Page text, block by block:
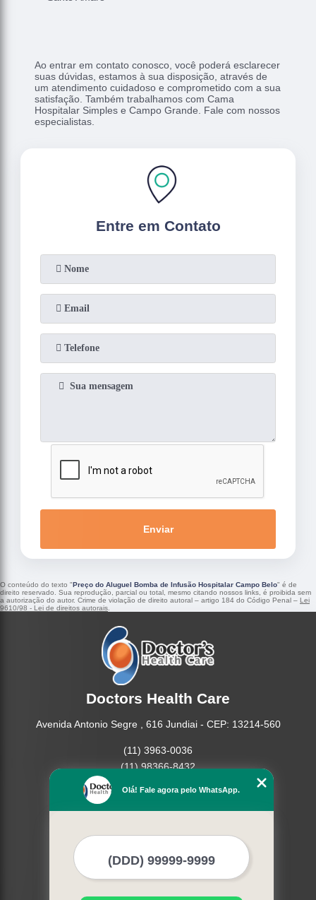
Ao entrar em contato conosco, você poderá esclarecer
suas dúvidas, estamos à sua disposição, através de
um atendimento cuidadoso e comprometido com a sua
satisfação. Também trabalhamos com Cama
Hospitalar Simples e Campo Grande. Fale com nossos
especialistas.
Entre em Contato
Enviar
O conteúdo do texto "Preço do Aluguel Bomba de Infusão Hospitalar Campo Belo" é de
direito reservado. Sua reprodução, parcial ou total, mesmo citando nossos links, é proibida sem
a autorização do autor. Crime de violação de direito autoral – artigo 184 do Código Penal – Lei
9610/98 - Lei de direitos autorais
Doctors Health Care
Avenida Antonio Segre , 616 Jundiai - CEP: 13214-560
(11) 3963-0036
(11) 98366-8432
Missão
Olá! Fale agora pelo WhatsApp.